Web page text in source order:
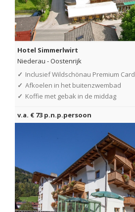
Hotel Simmerlwirt
Niederau -Oostenrijk
✓ Inclusief Wildschönau Premium Card
✓ Afkoelen in het buitenzwembad
✓ Koffie met gebak in de middag
v.a. € 73 p.n.p.persoon